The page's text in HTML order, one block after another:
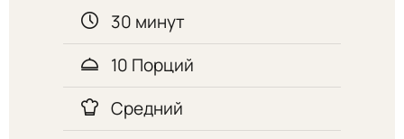
30 минут
10 Порций
Средний